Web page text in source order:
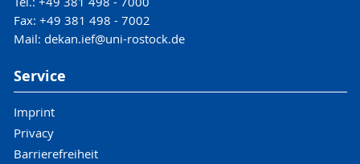
Fax: +49 381 498 - 7002
Mail: dekan.ief@uni-rostock.de
Service
Imprint
Privacy
Barrierefreiheit